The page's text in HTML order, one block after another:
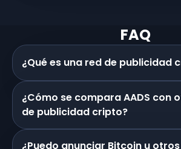
FAQ
¿Qué es una red de publicidad
¿Cómo se compara AADS con
de publicidad cripto?
¿Puedo anunciar Bitcoin u otros